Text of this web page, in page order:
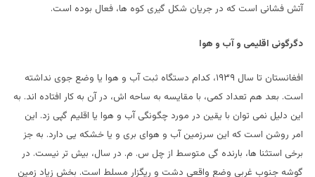
آتش فشانی است که در جریان شکل گیری کوه ها، فعال بوده است.
دگرگونی اقلیمی و آب و هوا
افغانستان تا سال ۱۹۳۹، کدام دستگاه ثبت آب و هوا یا وضع جوی نداشته
است. بعد هم تعداد کمی، با مقایسه به ساحه اش، در آن به کار افتاده اند. به
این دلیل نمی توان با یقین در مورد چگونگی آب و هوا یا اقلیم گپی زد. این
امر روشن است که این سرزمین آب و هوای بری و یا خشکه یی دارد. به جز
برخی استثنا ها، بارنده گی متوسط از چل س. م. در سال، بیش تر نیست. در
گوشه جنوب غربی وضع واقعی دشت و ریگزار مسلط است. بخش زیاد زمین